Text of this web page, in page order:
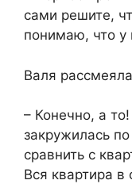
сами решите,
понимаю, что у
Валя
– Конечно, а
закружилась
сравнить с
Вся квартира в